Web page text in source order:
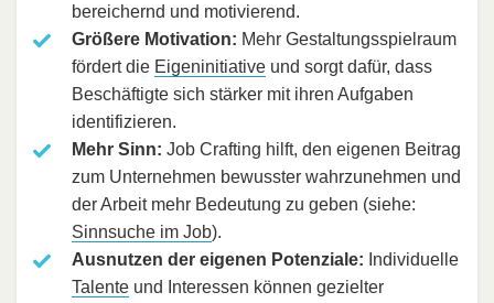
bereichernd und motivierend.
Größere Motivation: Mehr Gestaltungsspielraum
fördert die Eigeninitiative und sorgt dafür, dass
Beschäftigte sich stärker mit ihren Aufgaben
identifizieren.
Mehr Sinn: Job Crafting hilft, den eigenen Beitrag
zum Unternehmen bewusster wahrzunehmen und
der Arbeit mehr Bedeutung zu geben (siehe:
Sinnsuche im Job).
Ausnutzen der eigenen Potenziale: Individuelle
Talente und Interessen können gezielter